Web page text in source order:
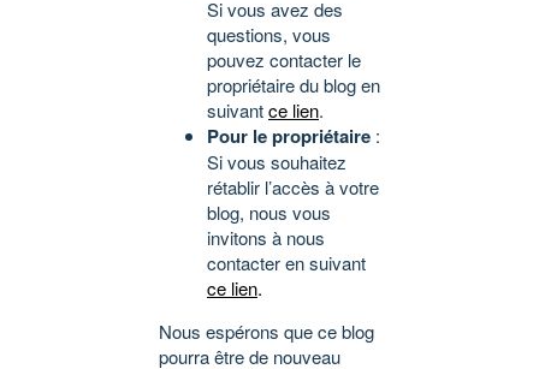
Si vous avez des
questions, vous
pouvez contacter le
propriétaire du blog en
suivantce lien.
Pour le propriétaire :
Si vous souhaitez
rétablir l’accès à votre
blog, nous vous
invitons à nous
contacter en suivant
ce lien.
Nous espérons que ce blog
pourra être de nouveau